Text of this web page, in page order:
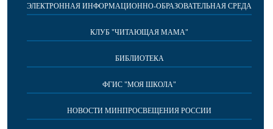
ЭЛЕКТРОННАЯ ИНФОРМАЦИОННО-ОБРАЗОВАТЕЛЬНАЯ СРЕДА
КЛУБ "ЧИТАЮЩАЯ МАМА"
БИБЛИОТЕКА
ФГИС "МОЯ ШКОЛА"
НОВОСТИ МИНПРОСВЕЩЕНИЯ РОССИИ